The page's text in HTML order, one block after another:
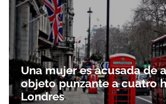
Una mujer es acusada de
objeto punzante a cuatro
Londres